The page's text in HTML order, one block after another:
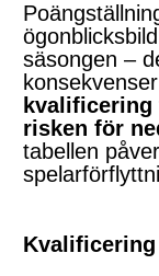
säsongen –
kvalificering
risken för
tabellen